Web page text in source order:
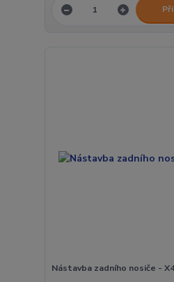
Nástavba zadního nosiče -